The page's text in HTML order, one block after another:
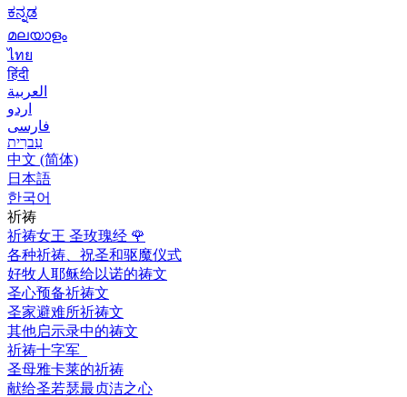
ಕನ್ನಡ
മലയാളം
ไทย
हिंदी
العربية
اردو
فارسی
עִברִית
中文 (简体)
日本語
한국어
祈祷
祈祷女王 圣玫瑰经 🌹
各种祈祷、祝圣和驱魔仪式
好牧人耶稣给以诺的祷文
圣心预备祈祷文
圣家避难所祈祷文
其他启示录中的祷文
祈祷十字军
圣母雅卡莱的祈祷
献给圣若瑟最贞洁之心